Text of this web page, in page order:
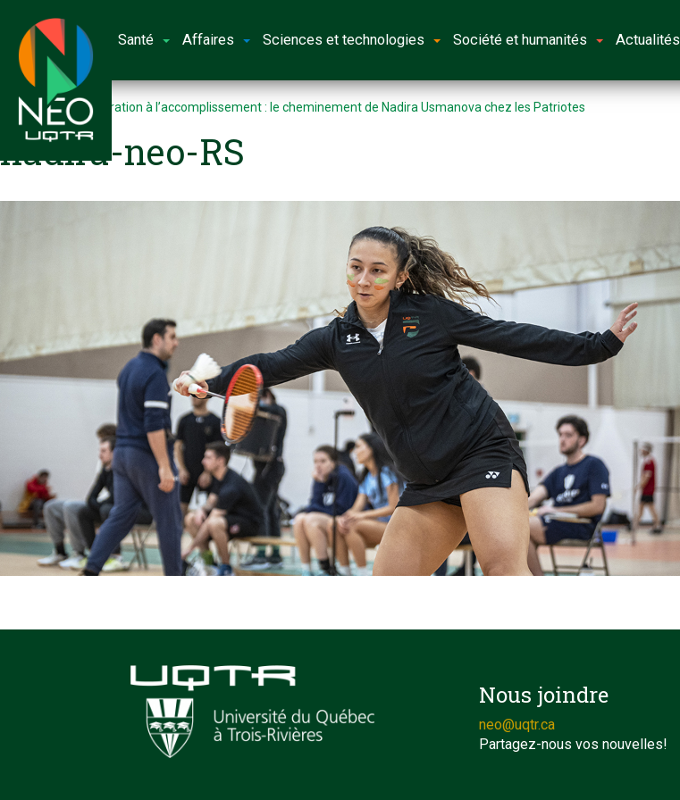
Santé Affaires Sciences et technologies Société et humanités Actualités
Accueil De l’intégration à l’accomplissement : le cheminement de Nadira Usmanova chez les Patriotes
nadira-neo-RS
Nous joindre
neo@uqtr.ca
Partagez-nous vos nouvelles!